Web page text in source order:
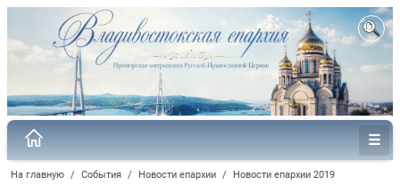
На главную / События / Новости епархии / Новости епархии 2019